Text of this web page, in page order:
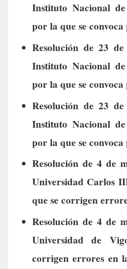
Instituto Nacional
por la que se convoca
Resolución de 23
Instituto Nacional
por la que se convoca
Resolución de 23
Instituto Nacional
por la que se convoca
Resolución de 4 de
Universidad Carlos
que se corrigen
Resolución de 4 de
Universidad de
corrigen errores en